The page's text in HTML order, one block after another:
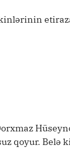
qoyur. Belə